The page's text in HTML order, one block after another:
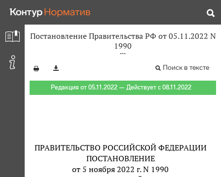
Постановление Правительства РФ от 05.11.2022 N
1990
Поиск в тексте
Редакция от 05.11.2022 — Действует с 08.11.2022
ПРАВИТЕЛЬСТВО РОССИЙСКОЙ ФЕДЕРАЦИИ
ПОСТАНОВЛЕНИЕ
от 5 ноября 2022 г. N 1990